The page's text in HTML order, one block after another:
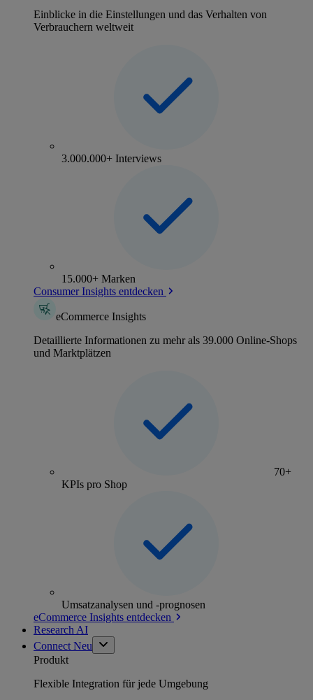
Einblicke in die Einstellungen und das Verhalten von
Verbrauchern weltweit
3.000.000+ Interviews
15.000+ Marken
Consumer Insights entdecken
eCommerce Insights
Detaillierte Informationen zu mehr als 39.000 Online-Shops
und Marktplätzen
70+
KPIs pro Shop
Umsatzanalysen und -prognosen
eCommerce Insights entdecken
Research AI
Connect Neu
Produkt
Flexible Integration für jede Umgebung